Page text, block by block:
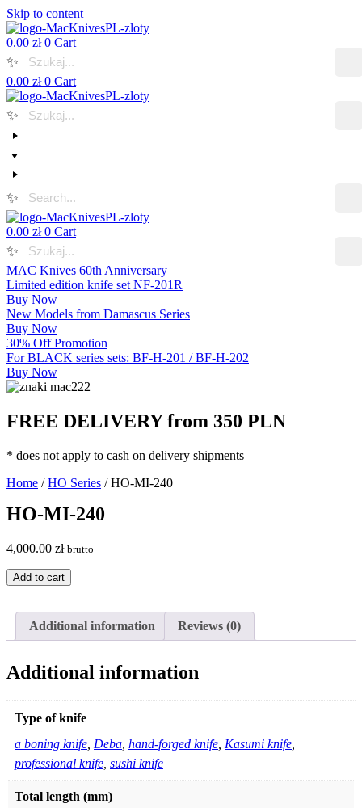
Skip to content
0.00 zł 0 Cart
✨
0.00 zł 0 Cart
✨
✨
0.00 zł 0 Cart
✨
MAC Knives 60th Anniversary
Limited edition knife set NF-201R
Buy Now
New Models from Damascus Series
Buy Now
30% Off Promotion
For BLACK series sets: BF-H-201 / BF-H-202
Buy Now
FREE DELIVERY from 350 PLN
* does not apply to cash on delivery shipments
Home /HO Series / HO-MI-240
HO-MI-240
4,000.00 zł brutto
HO-
MI-
quantity
Add to cart
Additional information Reviews (0)
Additional information
Type of knife
a boning knife Deba hand-forged knife Kasumi knife
professional knife sushi knife
Total length (mm)